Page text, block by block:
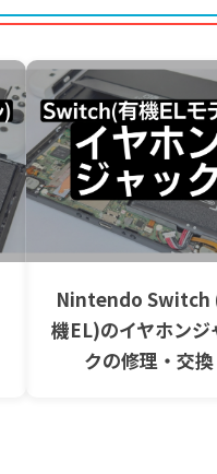
Nintendo Switch
機EL)のイヤホンジ
クの修理・交換